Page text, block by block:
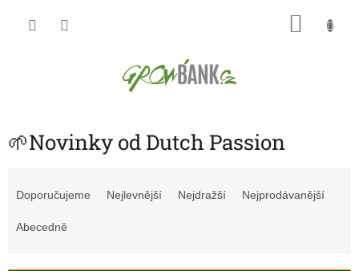
🌱Novinky od Dutch Passion
Doporučujeme Nejlevnější Nejdražší Nejprodávanější
Abecedně